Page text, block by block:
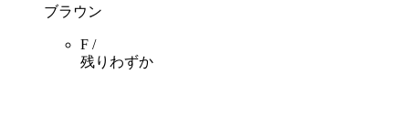
ブラウン
F /
残りわずか